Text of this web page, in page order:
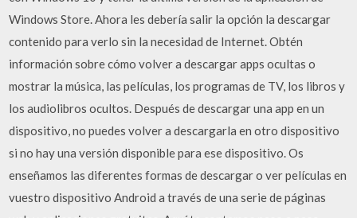
Windows Store. Ahora les debería salir la opción la descargar
contenido para verlo sin la necesidad de Internet. Obtén
información sobre cómo volver a descargar apps ocultas o
mostrar la música, las películas, los programas de TV, los libros y
los audiolibros ocultos. Después de descargar una app en un
dispositivo, no puedes volver a descargarla en otro dispositivo
si no hay una versión disponible para ese dispositivo. Os
enseñamos las diferentes formas de descargar o ver películas en
vuestro dispositivo Android a través de una serie de páginas